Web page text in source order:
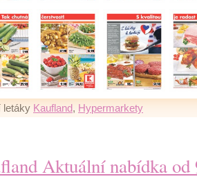
letáky Kaufland, Hypermarkety
Aktuální nabídka od